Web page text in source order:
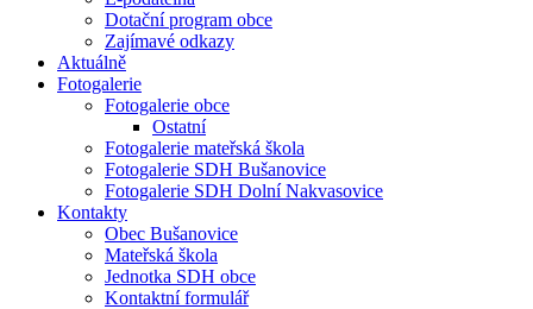
Dotační program obce
Zajímavé odkazy
Aktuálně
Fotogalerie
Fotogalerie obce
Ostatní
Fotogalerie mateřská škola
Fotogalerie SDH Bušanovice
Fotogalerie SDH Dolní Nakvasovice
Kontakty
Obec Bušanovice
Mateřská škola
Jednotka SDH obce
Kontaktní formulář